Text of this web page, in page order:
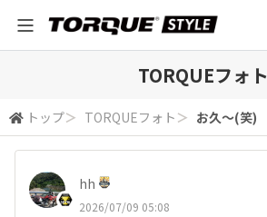
TORQUEフォト
トップ＞ TORQUEフォト ＞ お久～(笑)
hh
2026/07/09 05:08